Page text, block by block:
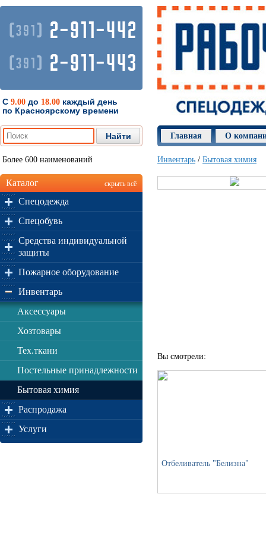
(391) 2-911-442
(391) 2-911-443
С 9.00 до 18.00 каждый день
по Красноярскому времени
Главная О
Более 600 наименований
Каталог скрыть всё
Спецодежда
Спецобувь
Средства индивидуальной
защиты
Пожарное оборудование
Инвентарь
Аксессуары
Хозтовары
Тех.ткани
Постельные принадлежности
Бытовая химия
Распродажа
Услуги
Инвентарь / Бытовая химия
Вы смотрели:
Отбеливатель "Белизна"